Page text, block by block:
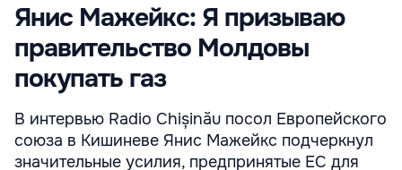
Янис Мажейкс: Я призываю
правительство Молдовы
покупать газ
В интервью Radio Chișinău посол Европейского
союза в Кишиневе Янис Мажейкс подчеркнул
значительные усилия, предпринятые ЕС для